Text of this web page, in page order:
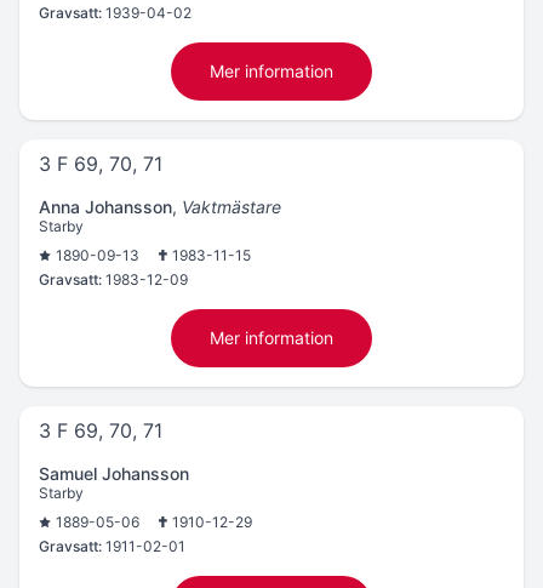
Gravsatt: 1939-04-02
Mer information
3 F 69, 70, 71
Anna Johansson, Vaktmästare
Starby
1890-09-13
1983-11-15
Gravsatt: 1983-12-09
Mer information
3 F 69, 70, 71
Samuel Johansson
Starby
1889-05-06
1910-12-29
Gravsatt: 1911-02-01